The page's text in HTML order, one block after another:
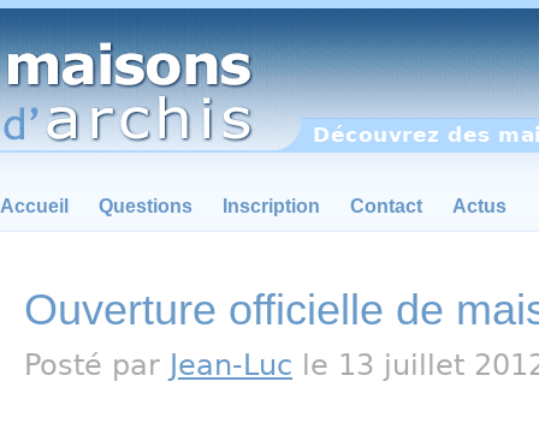
Découvrez des
Accueil Questions Inscription Contact Actus
Ouverture officielle de
Posté par Jean-Luc le 13 juillet